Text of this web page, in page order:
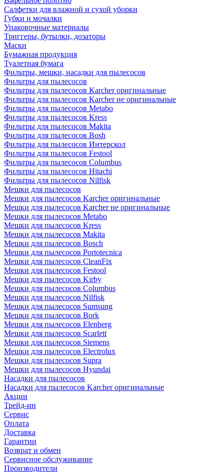
Салфетки для влажной и сухой уборки
Губки и мочалки
Упаковочные материалы
Триггеры, бутылки, дозаторы
Маски
Бумажная продукция
Туалетная бумага
Фильтры, мешки, насадки для пылесосов
Фильтры для пылесосов
Фильтры для пылесосов Karcher оригинальные
Фильтры для пылесосов Karcher не оригинальные
Фильтры для пылесосов Metabo
Фильтры для пылесосов Kress
Фильтры для пылесосов Makita
Фильтры для пылесосов Bosh
Фильтры для пылесосов Интерскол
Фильтры для пылесосов Festool
Фильтры для пылесосов Columbus
Фильтры для пылесосов Hitachi
Фильтры для пылесосов Nilfisk
Мешки для пылесосов
Мешки для пылесосов Karcher оригинальные
Мешки для пылесосов Karcher не оригинальные
Мешки для пылесосов Metabo
Мешки для пылесосов Kress
Мешки для пылесосов Makita
Мешки для пылесосов Bosch
Мешки для пылесосов Portotecnica
Мешки для пылесосов CleanFix
Мешки для пылесосов Festool
Мешки для пылесосов Kirby
Мешки для пылесосов Columbus
Мешки для пылесосов Nilfisk
Мешки для пылесосов Sumsung
Мешки для пылесосов Bork
Мешки для пылесосов Elenberg
Мешки для пылесосов Scarlett
Мешки для пылесосов Siemens
Мешки для пылесосов Electrolux
Мешки для пылесосов Supra
Мешки для пылесосов Hyundai
Насадки для пылесосов
Насадки для пылесосов Karcher оригинальные
Акции
Трейд-ин
Сервис
Оплата
Доставка
Гарантии
Возврат и обмен
Сервисное обслуживание
Производители